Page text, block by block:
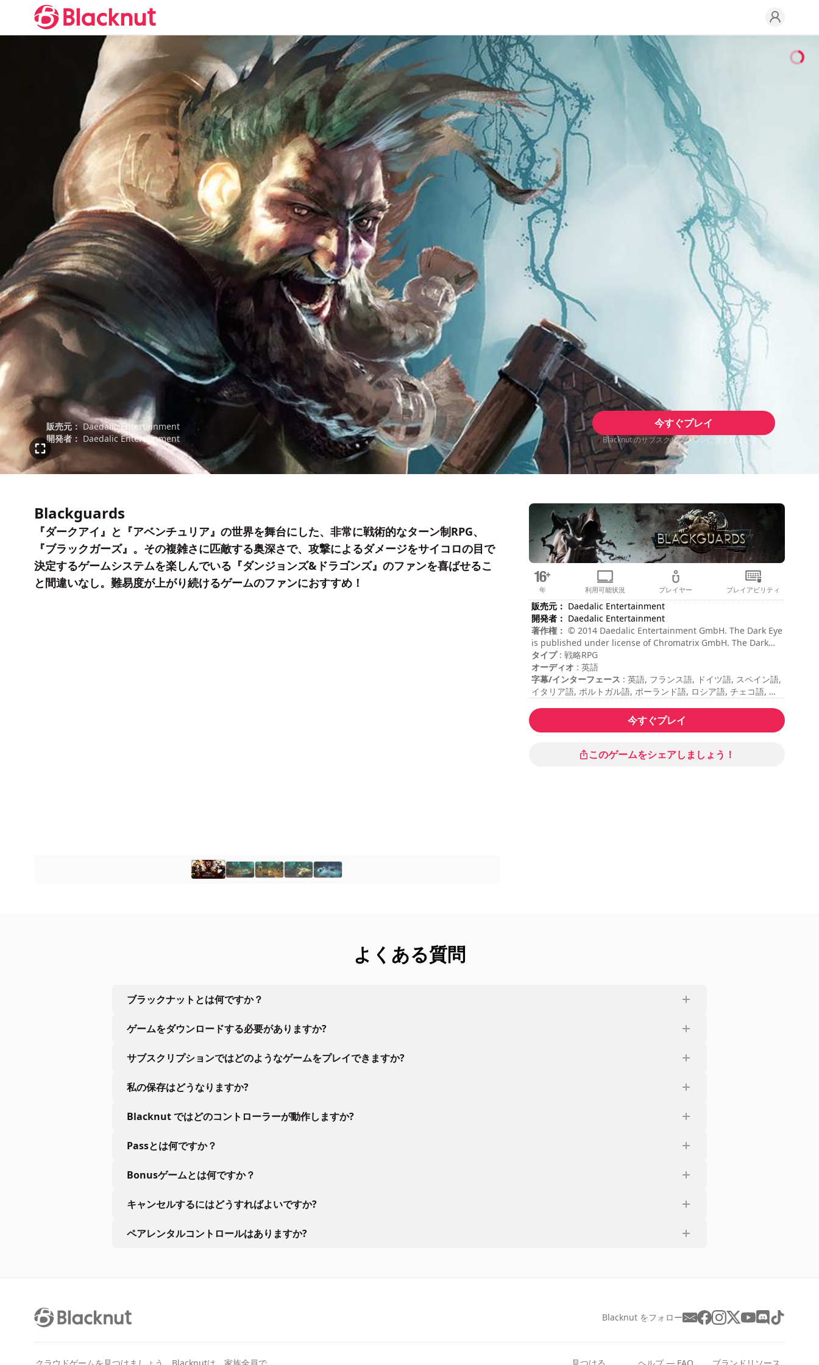
販売元： Daedalic Entertainment
開発者： Daedalic Entertainment
今すぐプレイ
Blacknut のサブスクリプションに含まれています
Blackguards
『ダークアイ』と『アベンチュリア』の世界を舞台にした、非常に戦術的なターン制RPG、
『ブラックガーズ』。その複雑さに匹敵する奥深さで、攻撃によるダメージをサイコロの目で
決定するゲームシステムを楽しんでいる『ダンジョンズ&ドラゴンズ』のファンを喜ばせるこ
と間違いなし。難易度が上がり続けるゲームのファンにおすすめ！
年 利用可能状況 プレイヤー プレイアビリティ
販売元： Daedalic Entertainment
開発者： Daedalic Entertainment
著作権： © 2014 Daedalic Entertainment GmbH. The Dark Eye
is published under license of Chromatrix GmbH. The Dark
Eye is a registered trademark of Significant Fantasy
Medienrechte GbR. Blackguards, the Blackguards logo and
the Daedalic logo are trademarks of Daedalic Entertainment
GmbH. All rights reserved.
タイプ: 戦略RPG
オーディオ : 英語
字幕/インターフェース : 英語, フランス語, ドイツ語, スペイン語,
イタリア語, ポルトガル語, ポーランド語, ロシア語, チェコ語, ト
セッションの長さ
: > 30 分
合計期間
レーティング: Hooked Gamers : 8,7/10
今すぐプレイ
このゲームをシェアしましょう！
よくある質問
ブラックナットとは何ですか？
ゲームをダウンロードする必要がありますか?
サブスクリプションではどのようなゲームをプレイできますか?
私の保存はどうなりますか?
Blacknut ではどのコントローラーが動作しますか?
Passとは何ですか？
Bonusゲームとは何ですか？
キャンセルするにはどうすればよいですか?
ペアレンタルコントロールはありますか?
Blacknut をフォロー
クラウドゲームを見つけましょう。Blacknutは、家族全員で 見つける ヘルプ — FAQ ブランドリソース